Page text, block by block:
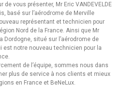
de vous présenter, Mr Eric VANDEVELDE
basé sur l’aérodrome de Merville
représentant et technicien pour
Nord de la France. Ainsi que Mr
Dordogne, situé sur l’aérodrome de
est notre nouveau technicien pour la
de l’équipe, sommes nous dans
plus de service à nos clients et mieux
en France et BeNeLux.